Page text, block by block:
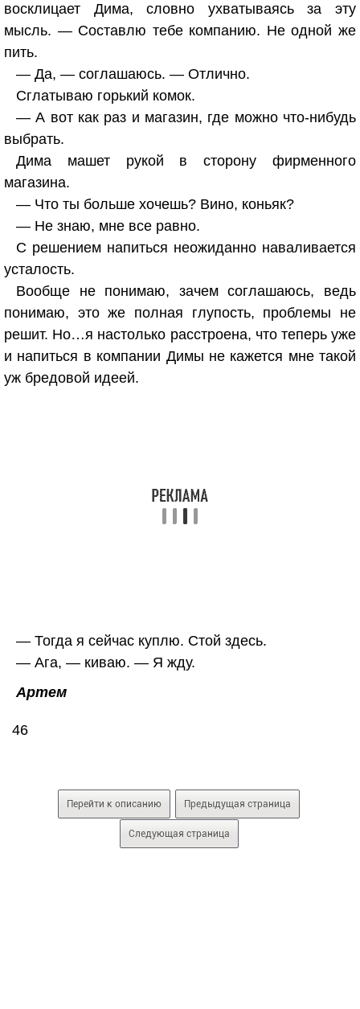
восклицает Дима, словно ухватываясь за эту
мысль. — Составлю тебе компанию. Не одной же
пить.
— Да, — соглашаюсь. — Отлично.
Сглатываю горький комок.
— А вот как раз и магазин, где можно что-нибудь
выбрать.
Дима машет рукой в сторону фирменного
магазина.
— Что ты больше хочешь? Вино, коньяк?
— Не знаю, мне все равно.
С решением напиться неожиданно наваливается
усталость.
Вообще не понимаю, зачем соглашаюсь, ведь
понимаю, это же полная глупость, проблемы не
решит. Но…я настолько расстроена, что теперь уже
и напиться в компании Димы не кажется мне такой
уж бредовой идеей.
— Тогда я сейчас куплю. Стой здесь.
— Ага, — киваю. — Я жду.
Артем
46
Перейти к описанию Предыдущая страница
Следующая страница